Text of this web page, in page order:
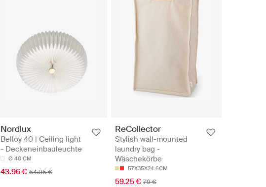
Nordlux
Belloy 40 | Ceiling light
- Deckeneinbauleuchte
Ø 40 CM
43.96 € 54.95 €
ReCollector
Stylish wall-mounted
laundry bag -
Wäschekörbe
57X35X24.6CM
59.25 € 79 €